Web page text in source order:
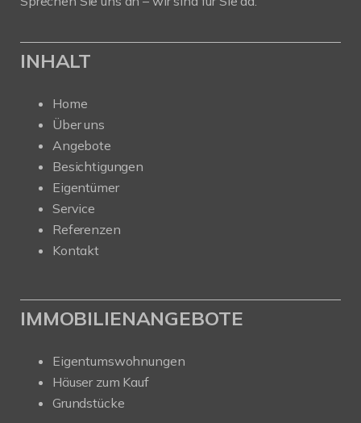
INHALT
Home
Über uns
Angebote
Besichtigungen
Eigentümer
Service
Referenzen
Kontakt
IMMOBILIENANGEBOTE
Eigentumswohnungen
Häuser zum Kauf
Grundstücke